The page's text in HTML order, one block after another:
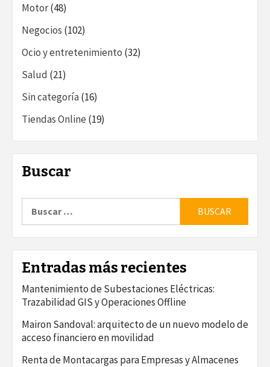
Motor(48)
Negocios (102)
Ocio y entretenimiento (32)
Salud (21)
Sin categoría(16)
Tiendas Online (19)
Buscar
Entradas más recientes
Mantenimiento de Subestaciones Eléctricas:
Trazabilidad GIS y Operaciones Offline
Mairon Sandoval: arquitecto de un nuevo modelo de
acceso financiero en movilidad
Renta de Montacargas para Empresas y Almacenes